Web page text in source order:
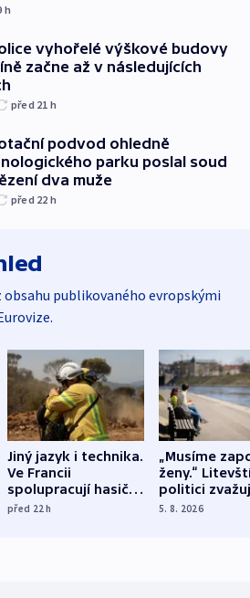
h
vyhořelé výškové budovy
začne až v následujících
před 21 h
podvod ohledně
parku poslal soud
dva muže
před 22 h
obsahu publikovaného evropskými
Jiný jazyk i technika.
Ve Francii
spolupracují hasiči z
různých zemí
před 22h
„Musíme
ženy.“
politici
dohodu o
5. 8. 2026